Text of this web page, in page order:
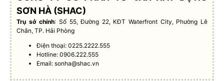
SƠN HÀ (SHAC)
Trụ sở chính: Số 55, Đường 22, KĐT Waterfront City, Phường Lê
Chân, TP. Hải Phòng
Điện thoại: 0225.2222.555
Hotline: 0906.222.555
Email:sonha@shac.vn